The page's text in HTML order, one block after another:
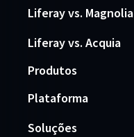
Liferay vs. Magnolia
Liferay vs. Acquia
Produtos
Plataforma
Soluções